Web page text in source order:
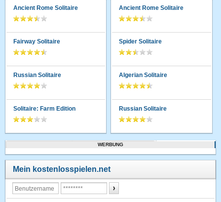
Ancient Rome Solitaire
Fairway Solitaire
Russian Solitaire
Solitaire: Farm Edition
Ancient Rome Solitaire
Spider Solitaire
Algerian Solitaire
Russian Solitaire
WERBUNG
Mein kostenlosspielen.net